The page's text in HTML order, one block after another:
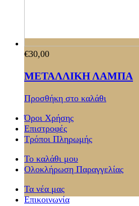
€30,00
ΜΕΤΑΛΛΙΚΗ ΛΑΜΠΑ
Προσθήκη στο καλάθι
Όροι Χρήσης
Επιστροφές
Τρόποι Πληρωμής
Το καλάθι μου
Ολοκλήρωση Παραγγελίας
Τα νέα μας
Επικοινωνία